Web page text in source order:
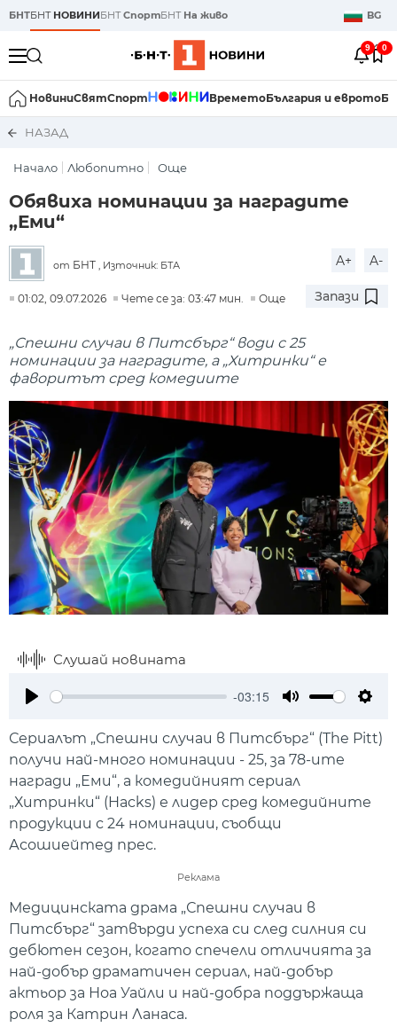
БНТБНТ НОВИНИБНТСпортБНТ На живо BG
9 0
НовиниСвятСпорт ВреметоБългария и еврото
НАЗАД
Начало Любопитно Още
Обявиха номинации за наградите
„Еми“
от БНТ , Източник: БТА A+ A-
01:02, 09.07.2026 Чете се за: 03:47 мин. Още Запази
„Спешни случаи в Питсбърг“ води с 25
номинации за наградите, а „Хитринки“ е
фаворитът сред комедиите
Слушай новината
-03:15
Сериалът „Спешни случаи в Питсбърг“ (The Pitt)
получи най-много номинации - 25, за 78-ите
награди „Еми“, а комедийният сериал
„Хитринки“ (Hacks) е лидер сред комедийните
продукции с 24 номинации, съобщи
Асошиейтед прес.
Реклама
Медицинската драма „Спешни случаи в
Питсбърг“ затвърди успеха си след силния си
дебютен сезон, когато спечели отличията за
най-добър драматичен сериал, най-добър
актьор за Ноа Уайли и най-добра поддържаща
роля за Катрин Ланаса.